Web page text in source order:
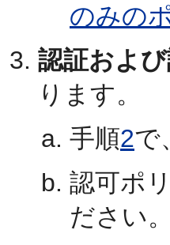
のみの
認証およ
ります。
手順2で
認可ポ
ださい。